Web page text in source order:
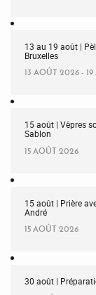
13 au 19 août |
Bruxelles
13 AOÛT 2026 -
15 août | Vêpres
Sablon
15 AOÛT 2026
15 août | Prière
André
15 AOÛT 2026
30 août |